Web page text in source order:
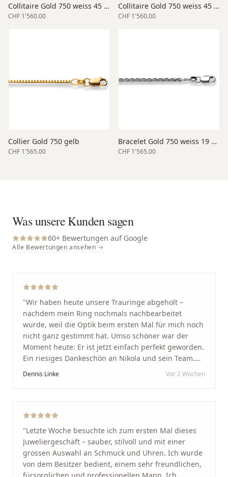
Collitaire Gold 750 weiss 45 cm Länge
CHF 1'560.00
Collitaire Gold 750 weiss 45 cm Länge
CHF 1'560.00
Collier Gold 750 gelb
CHF 1'565.00
Bracelet Gold 750 weiss 19 cm
CHF 1'565.00
Was unsere Kunden sagen
60+ Bewertungen auf Google
Alle Bewertungen ansehen →
"Wir haben heute unsere Trauringe abgeholt –
nachdem mein Ring nochmals nachbearbeitet
wurde, weil die Optik beim ersten Mal für mich noch
nicht ganz gestimmt hat. Umso schöner war der
Moment heute: Er ist jetzt einfach perfekt geworden.
Ein riesiges Dankeschön an Nikola und sein Team.
Vom ersten Termin an wurden wir jedes Mal
Arbeit und seine Kunden wirklich am Herzen liegen.
Service und echte Herzlichkeit schätzt, ist hier genau
richtig."
Dennis Linke Vor 2 Wochen
"Letzte Woche besuchte ich zum ersten Mal dieses
Juweliergeschäft – sauber, stilvoll und mit einer
grossen Auswahl an Schmuck und Uhren. Ich wurde
von dem Besitzer bedient, einem sehr freundlichen,
fürsorglichen und professionellen Mann. Ich